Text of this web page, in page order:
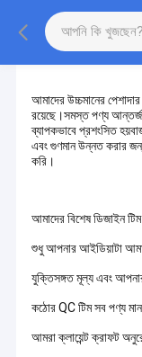
আমাদের উচ্চমানের
রয়েছে।সমস্ত পণ্য
ব্যাপকভাবে প্রশংসিত
এবং গুণমান উন্নত করার
করি।
আমাদের বিশেষ ডিজাইন
শুধু আপনার আইডিয়াটা
যুক্তিসঙ্গত মূল্য এবং
কঠোর QC টিম সব পণ্য
আমরা ক্লায়েন্ট ক্রাফট